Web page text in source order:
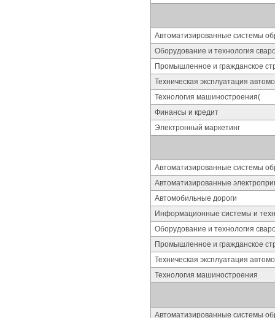
Автоматизированные системы
Оборудование и технология
Промышленное и гражданское
Техническая эксплуатация
Технология машиностроения(
Финансы и кредит
Электронный маркетинг
Автоматизированные системы
Автоматизированные
Автомобильные дороги
Информационные системы и
Оборудование и технология
Промышленное и гражданское
Техническая эксплуатация
Технология машиностроения
Автоматизированные системы